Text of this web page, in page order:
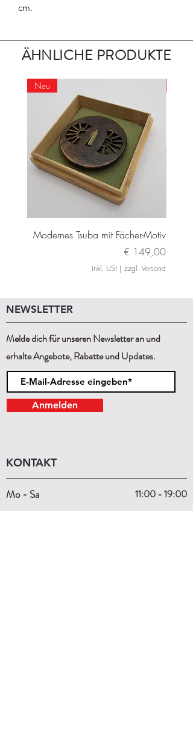
cm.
ÄHNLICHE PRODUKTE
Neu
Modernes Tsuba mit Fächer-Motiv
Preis
€ 149,00
inkl. USt | zzgl. Versand
NEWSLETTER
Melde dich für unseren Newsletter an und
erhalte Angebote, Rabatte und Updates.
Anmelden
KONTAKT
Mo - Sa 11:00 - 19:00